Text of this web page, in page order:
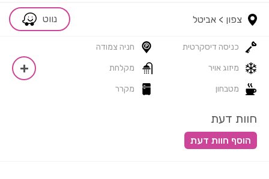
נווט צפון > אביטל
כניסה דיסקרטית חניה צמודה
מיזוג אויר מקלחת
מטבחון מקרר
חוות דעת